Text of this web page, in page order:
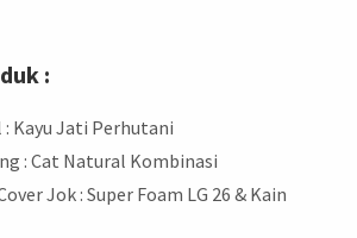
:
Kayu Jati Perhutani
: Cat Natural Kombinasi
Jok : Super Foam LG 26 & Kain